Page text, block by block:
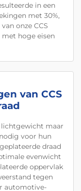
in een
met 30%,
onze CCS
hoge eisen
van CCS
lichtgewicht maar
voor hun
draad
evenwicht
oppervlak
tegen
automotive-